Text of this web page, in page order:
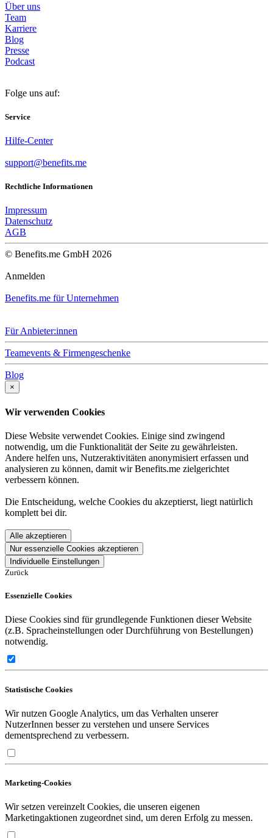
Über uns
Team
Karriere
Blog
Presse
Podcast
Folge uns auf:
Service
Hilfe-Center
support@benefits.me
Rechtliche Informationen
Impressum
Datenschutz
AGB
© Benefits.me GmbH 2026
Anmelden
Benefits.me für Unternehmen
Für Anbieter:innen
Teamevents & Firmengeschenke
Blog
×
Wir verwenden Cookies
Diese Website verwendet Cookies. Einige sind zwingend
notwendig, um die Funktionalität der Seite zu gewährleisten.
Andere helfen uns, Nutzeraktivitäten anonymisiert erfassen und
analysieren zu können, damit wir Benefits.me zielgerichtet
verbessern können.
Die Entscheidung, welche Cookies du akzeptierst, liegt natürlich
komplett bei dir.
Alle akzeptieren
Nur essenzielle Cookies akzeptieren
Individuelle Einstellungen
Zurück
Essenzielle Cookies
Diese Cookies sind für grundlegende Funktionen dieser Website
(z.B. Spracheinstellungen oder Durchführung von Bestellungen)
notwendig.
Statistische Cookies
Wir nutzen Google Analytics, um das Verhalten unserer
NutzerInnen besser zu verstehen und unsere Services
dementsprechend zu verbessern.
Marketing-Cookies
Wir setzen vereinzelt Cookies, die unseren eigenen
Marketingaktionen zugeordnet sind, um deren Erfolg zu messen.